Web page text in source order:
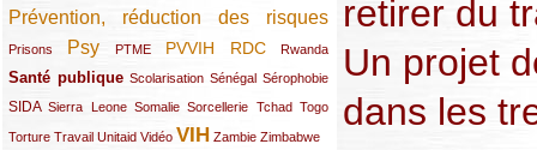
Prévention, réduction des risques
(131/289)
Prisons
(22/289) Psy
(119/289) PTME
(12/289) PVVIH
(111/289) RDC
(104/289) Rwanda
(23/289)
Santé publique
(59/289) Scolarisation
(9/289) Sénégal
(13/289) Sérophobie
(19/289)
SIDA
(29/289)Sierra Leone
(13/289) Somalie
(12/289) Sorcellerie
(19/289) Tchad
(10/289) Togo
(15/289)
Torture
(17/289)Travail
(21/289) Unitaid
(26/289) Vidéo
(23/289) VIH
(154/289) Zambie
(12/289) Zimbabwe
(21/289)
retirer du
Un projet
dans les